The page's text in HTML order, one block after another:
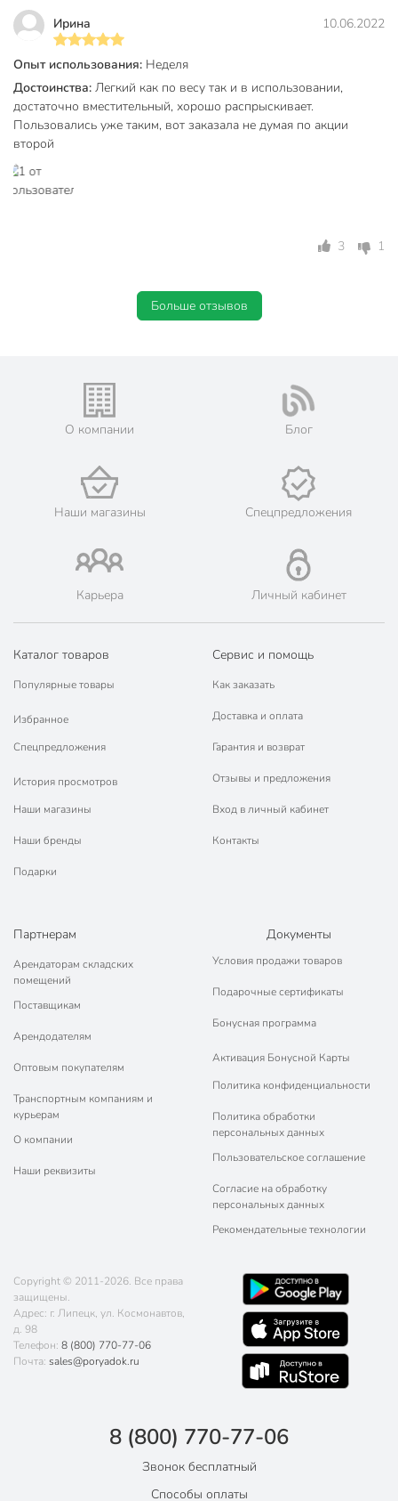
Вес в упаковке
Габариты упаковки
Ирина 10.06.2022
Опыт использования: Неделя
Достоинства: Легкий как по весу так и в использовании,
достаточно вместительный, хорошо распрыскивает.
Пользовались уже таким, вот заказала не думая по акции
второй
3 1
Больше отзывов
О компании Блог
Наши магазины Спецпредложения
Карьера Личный кабинет
Каталог товаров
Популярные товары
Избранное
Спецпредложения
История просмотров
Наши магазины
Наши бренды
Подарки
Сервис и помощь
Как заказать
Доставка и оплата
Гарантия и возврат
Отзывы и предложения
Вход в личный кабинет
Контакты
Партнерам
Арендаторам складских
помещений
Поставщикам
Арендодателям
Оптовым покупателям
Транспортным компаниям и
курьерам
О компании
Наши реквизиты
Документы
Условия продажи товаров
Подарочные сертификаты
Бонусная программа
Активация Бонусной Карты
Политика конфиденциальности
Политика обработки
персональных данных
Пользовательское соглашение
Согласие на обработку
персональных данных
Рекомендательные технологии
Copyright © 2011-2026. Все права
защищены.
Адрес: г. Липецк, ул. Космонавтов,
д. 98
Телефон: 8 (800) 770-77-06
Почта: sales@poryadok.ru
8 (800) 770-77-06
Звонок бесплатный
Способы оплаты